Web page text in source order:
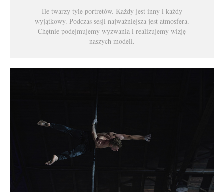
Ile twarzy tyle portretów. Każdy jest inny i każdy
wyjątkowy. Podczas sesji najważniejsza jest atmosfera.
Chętnie podejmujemy wyzwania i realizujemy wizję
naszych modeli.